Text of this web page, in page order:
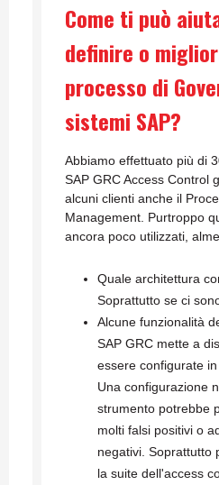
Come ti può
definire o
processo di
sistemi SAP?
Abbiamo effettuato più di
SAP GRC Access Control
alcuni clienti anche il
Management. Purtroppo
ancora poco utilizzati,
Quale architettura
Soprattutto se ci
Alcune funzionalità
SAP GRC mette a
essere configurate
Una configurazione
strumento potrebbe
molti falsi positivi o
negativi. Soprattutto
la suite dell'access